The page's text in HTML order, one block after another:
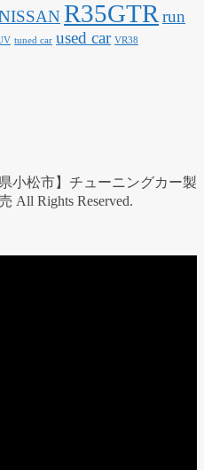
R35GTR run
tuned car used car VR38
小松市】チューニングカー製
All Rights Reserved.